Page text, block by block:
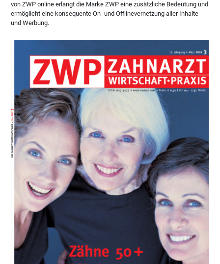
von ZWP online erlangt die Marke ZWP eine zusätzliche Bedeutung und
ermöglicht eine konsequente On- und Offlinevernetzung aller Inhalte
und Werbung.